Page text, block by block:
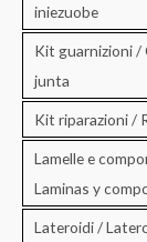
iniezuobe
Kit guarnizioni /
junta
Kit riparazioni /
Lamelle e
Laminas y
Lateroidi /